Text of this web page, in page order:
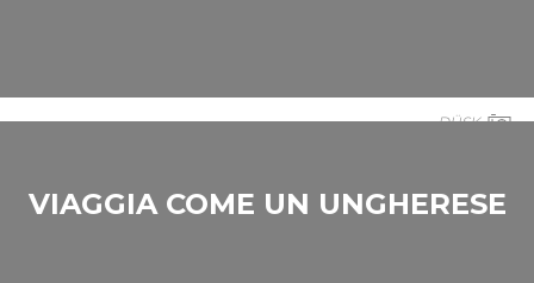
DÜSK
VIAGGIA COME UN UNGHERESE